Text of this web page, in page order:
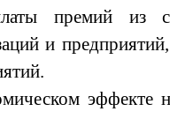
премий из
и
эффекте